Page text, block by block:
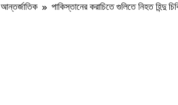
আন্তর্জাতিক পাকিস্তানের করাচিতে গুলিতে নিহত হিন্দু